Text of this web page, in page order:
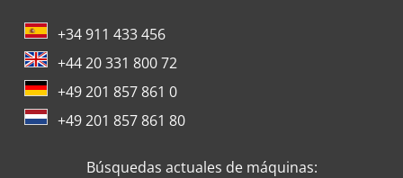
+34 911 433 456
+44 20 331 800 72
+49 201 857 861 0
+49 201 857 861 80
Búsquedas actuales de máquinas: